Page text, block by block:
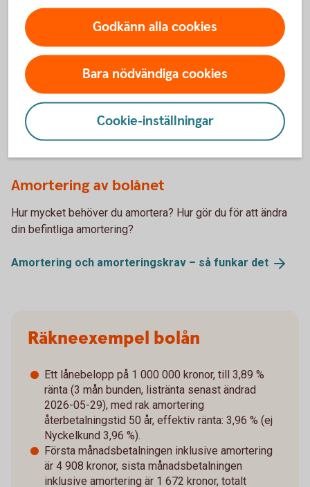
Hantera ditt bolån
Vill du binda ränta, göra en extraamortering eller göra annan
ändring?
Ändra ditt
Amortering av bolånet
Hur mycket behöver du amortera? Hur gör du för att ändra
din befintliga amortering?
Amortering och amorteringskrav – så funkar det
Räkneexempel bolån
Ett lånebelopp på 1 000 000 kronor, till 3,89 %
ränta (3 mån bunden, listränta senast ändrad
2026-05-29), med rak amortering
återbetalningstid 50 år, effektiv ränta: 3,96 % (ej
Nyckelkund 3,96 %).
Första månadsbetalningen inklusive amortering
är 4 908 kronor, sista månadsbetalningen
inklusive amortering är 1 672 kronor, totalt
Godkänn alla cookies
Bara nödvändiga cookies
Cookie-inställningar